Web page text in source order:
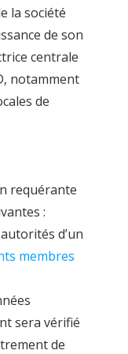
la société
de son
centrale
notamment
de
requérante
:
d’un
membres
sera vérifié
de